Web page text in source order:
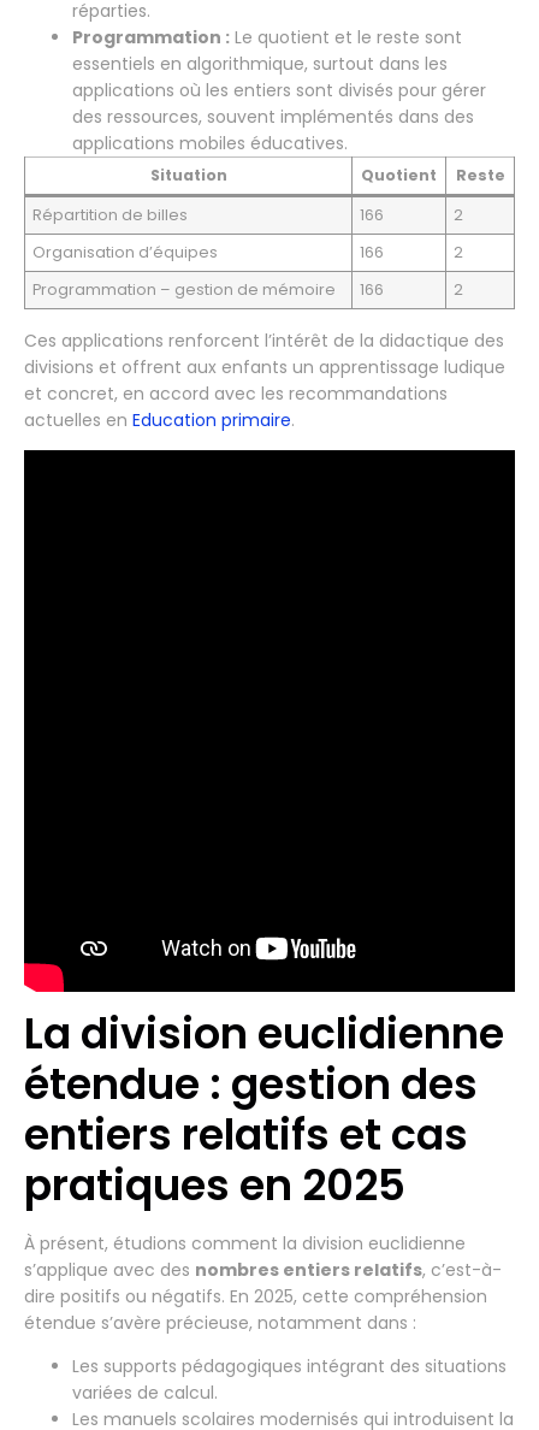
réparties.
Programmation : Le quotient et le reste sont
essentiels en algorithmique, surtout dans les
applications où les entiers sont divisés pour gérer
des ressources, souvent implémentés dans des
applications mobiles éducatives.
Situation Quotient
Reste
Répartition de billes
166
2
Organisation d’équipes
166
2
Programmation – gestion de mémoire
166 2
Ces applications renforcent l’intérêt de la didactique des
divisions et offrent aux enfants un apprentissage ludique
et concret, en accord avec les recommandations
actuelles en Education primaire.
La division euclidienne
étendue : gestion des
entiers relatifs et cas
pratiques en 2025
À présent, étudions comment la division euclidienne
s’applique avec des nombres entiers relatifs, c’est-à-
dire positifs ou négatifs. En 2025, cette compréhension
étendue s’avère précieuse, notamment dans :
Les supports pédagogiques intégrant des situations
variées de calcul.
Les manuels scolaires modernisés qui introduisent la